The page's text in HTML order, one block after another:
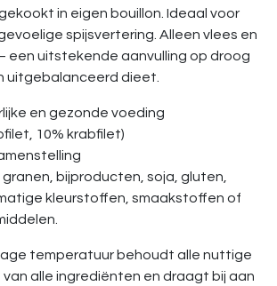
in eigen bouillon. Ideaal voor
spijsvertering. Alleen vlees en
een uitstekende aanvulling op droog
uitgebalanceerd dieet.
en gezonde voeding
10% krabfilet)
bijproducten, soja, gluten,
kleurstoffen, smaakstoffen of
temperatuur behoudt alle nuttige
alle ingrediënten en draagt bij aan